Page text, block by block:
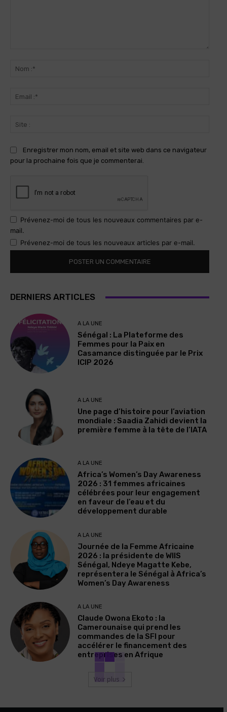
Enregistrer mon nom, email et site web dans ce navigateur
pour la prochaine fois que je commenterai.
Prévenez-moi de tous les nouveaux commentaires par e-
mail.
Prévenez-moi de tous les nouveaux articles par e-mail.
DERNIERS ARTICLES
A LA UNE
Sénégal : La Plateforme des
Femmes pour la Paix en
Casamance distinguée par le Prix
ICIP 2026
A LA UNE
Une page d’histoire pour l’aviation
mondiale : Saadia Zahidi devient la
première femme à la tête de l’IATA
A LA UNE
Africa’s Women’s Day Awareness
2026 : 31 femmes africaines
célébrées pour leur engagement
en faveur de l’eau et du
développement durable
A LA UNE
Journée de la Femme Africaine
2026 : la présidente de WIIS
Sénégal, Ndeye Magatte Kebe,
représentera le Sénégal à Africa’s
Women’s Day Awareness
A LA UNE
Claude Owona Ekoto : la
Camerounaise qui prend les
commandes de la SFI pour
accélérer le financement des
entreprises en Afrique
Voir plus